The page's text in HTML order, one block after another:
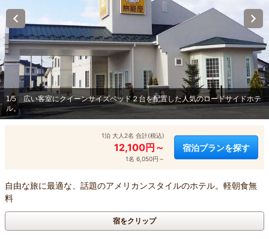
1/5
広い客室にクイーンサイズベッド２台を配置した人気のロードサイドホテ
ル。
1泊 大人2名 合計(税込)
12,100円～
1名 6,050円～
宿泊プランを探す
自由な旅に最適な、話題のアメリカンスタイルのホテル。軽朝食無
料
宿をクリップ